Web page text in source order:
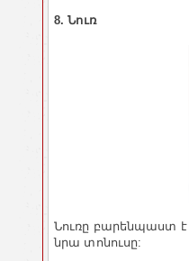
8. Նուռ
Նուռը բարենպաստ
նրա տոնուսը: